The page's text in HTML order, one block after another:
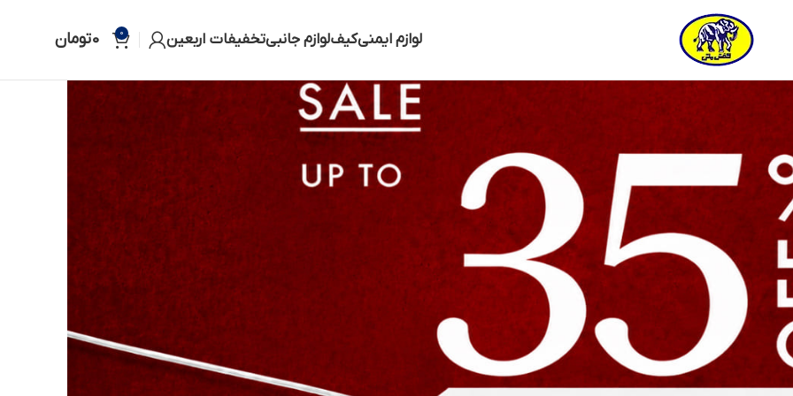
لوازم ایمنیکیفلوازم جانبیتخفیفات اربعین 0
0تومان